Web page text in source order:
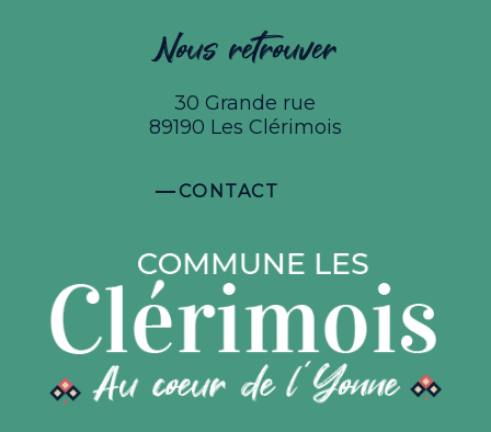
Nous retrouver
30 Grande rue
89190 Les Clérimois
CONTACT